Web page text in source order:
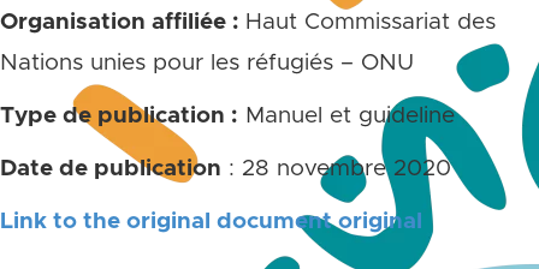
Organisation affiliée : Haut Commissariat des
Nations unies pour les réfugiés – ONU
Type de publication : Manuel et guideline
Date de publication : 28 novembre 2020
Link to the original document original